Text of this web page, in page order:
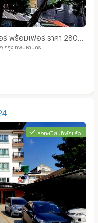
พร้อมเฟอร์ ราคา 2800
กรุงเทพมหานคร
ลงทะเบียนที่พักแล้ว